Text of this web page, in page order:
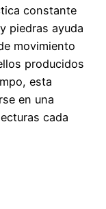
constante
piedras ayuda
movimiento
producidos
esta
en una
cada